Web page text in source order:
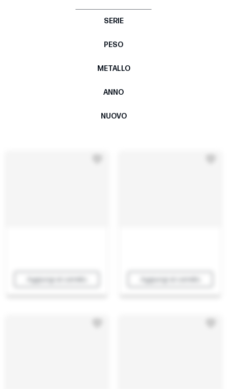
SERIE
PESO
METALLO
ANNO
NUOVO
Aggiungi al carrello Aggiungi al carrello